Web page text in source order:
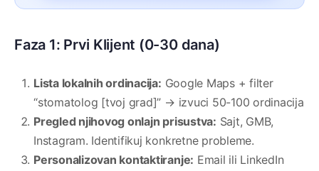
Faza 1: Prvi Klijent (0-30 dana)
Lista lokalnih ordinacija: Google Maps + filter
“stomatolog [tvoj grad]” → izvuci 50-100 ordinacija
Pregled njihovog onlajn prisustva: Sajt, GMB,
Instagram. Identifikuj konkretne probleme.
Personalizovan kontaktiranje: Email ili LinkedIn